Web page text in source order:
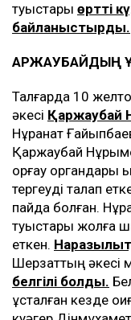
туыстары өртті
байланыстырды.
ҚАРЖАУБАЙДЫҢ
Талғарда 10
әкесі Қаржаубай
Нұрқанат
Қаржаубай
қорғау органдары
тергеуді талап
пайда болған.
туыстары жолға
еткен.
Шерзаттың әкесі
белгілі болды.
ұсталған кезде